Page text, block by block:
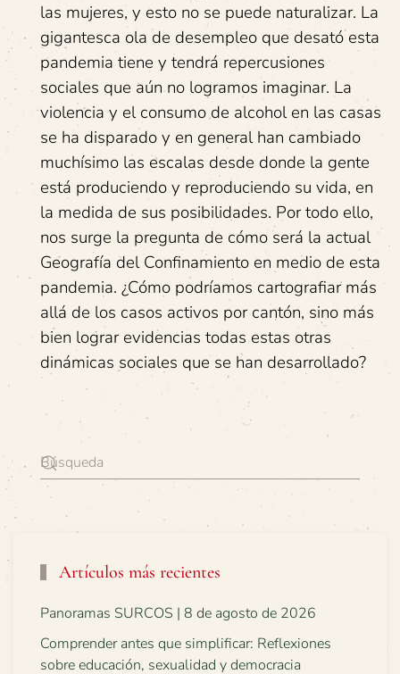
las mujeres, y esto no se puede naturalizar. La
gigantesca ola de desempleo que desató esta
pandemia tiene y tendrá repercusiones
sociales que aún no logramos imaginar. La
violencia y el consumo de alcohol en las casas
se ha disparado y en general han cambiado
muchísimo las escalas desde donde la gente
está produciendo y reproduciendo su vida, en
la medida de sus posibilidades. Por todo ello,
nos surge la pregunta de cómo será la actual
Geografía del Confinamiento en medio de esta
pandemia. ¿Cómo podríamos cartografiar más
allá de los casos activos por cantón, sino más
bien lograr evidencias todas estas otras
dinámicas sociales que se han desarrollado?
Artículos más recientes
Panoramas SURCOS | 8 de agosto de 2026
Comprender antes que simplificar: Reflexiones
sobre educación, sexualidad y democracia